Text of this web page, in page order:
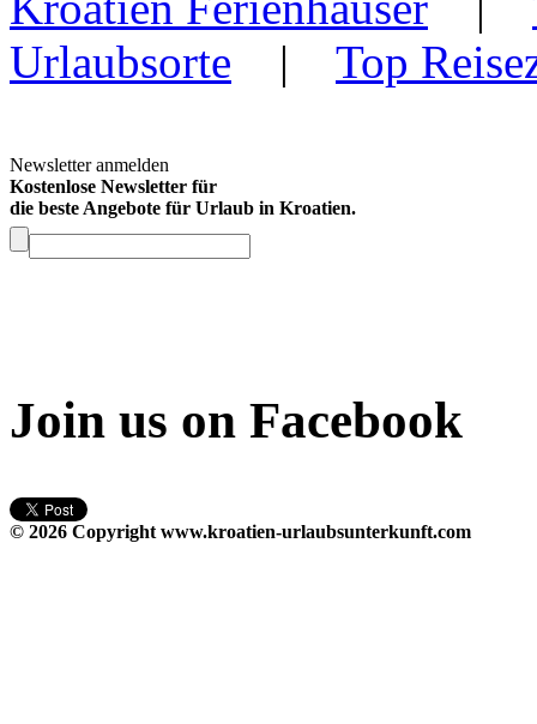
Urlaubsorte | Top
Newsletter anmelden
Kostenlose Newsletter für
die beste Angebote für Urlaub in Kroatien.
Join us on Facebook
© 2026 Copyright www.kroatien-urlaubsunterkunft.com